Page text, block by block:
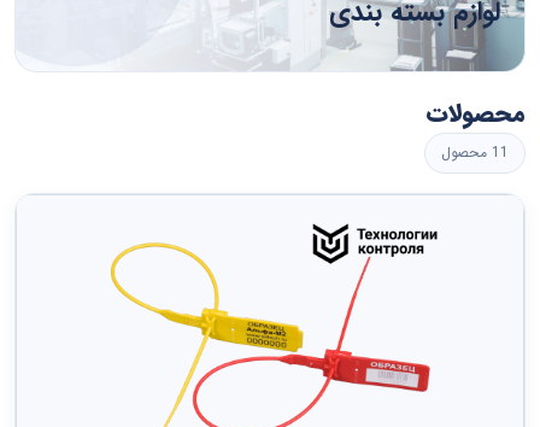
خدمات مهندسی، تحقیق و توسعه و خدمات فناوری محور
خدمات عمومی
خدمات تحصیلی و آموزشی
خدمات مسافرتی، غذایی، اسکان و سرگرمی
لوازم، تجهیزات و ابزارآلات ساختمانی
لوازم و قطعات ساخت و تولید
سیستمها ، قطعات و تجهیزات تهویه و توزیع
لوازم آزمایشگاهی، رصد، تست و اندازه گیری
لوازم و تجهیزات تصفیه آب و نظافت
ماشین آلات و تجهیزات ارائه خدمات
لوازم بسته بندی
محصولات
11 محصول